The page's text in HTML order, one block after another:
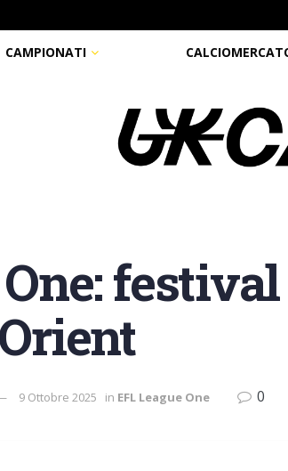
CAMPIONATI
9 Ottobre 2025 in EFL League One 0